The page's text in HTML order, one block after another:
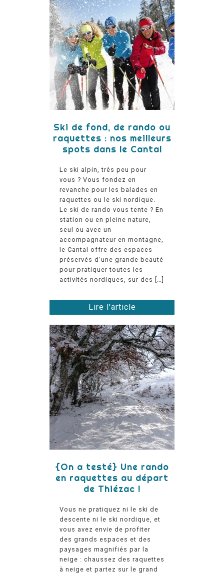
Ski de fond, de rando ou
raquettes : nos meilleurs
spots dans le Cantal
Le ski alpin, très peu pour
vous ? Vous fondez en
revanche pour les balades en
raquettes ou le ski nordique.
Le ski de rando vous tente ? En
station ou en pleine nature,
seul ou avec un
accompagnateur en montagne,
le Cantal offre des espaces
préservés d’une grande beauté
pour pratiquer toutes les
activités nordiques, sur des […]
Lire l'article
{On a testé} Une rando
en raquettes au départ
de Thiézac !
Vous ne pratiquez ni le ski de
descente ni le ski nordique, et
vous avez envie de profiter
des grands espaces et des
paysages magnifiés par la
neige : chaussez des raquettes
à neige et partez sur le grand